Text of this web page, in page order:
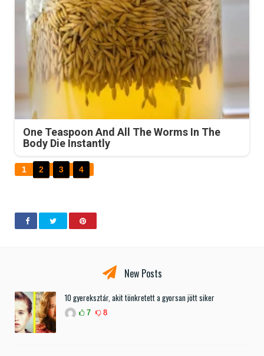
One Teaspoon And All The Worms In The
Body Die Instantly
1 2 3 4
New Posts
10 gyereksztár, akit tönkretett a gyorsan jött siker
7 8